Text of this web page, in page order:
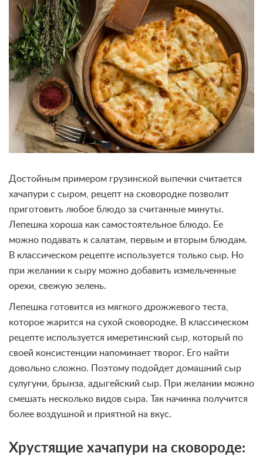
Достойным примером грузинской выпечки считается
хачапури с сыром, рецепт на сковородке позволит
приготовить любое блюдо за считанные минуты.
Лепешка хороша как самостоятельное блюдо. Ее
можно подавать к салатам, первым и вторым блюдам.
В классическом рецепте используется только сыр. Но
при желании к сыру можно добавить измельченные
орехи, свежую зелень.
Лепешка готовится из мягкого дрожжевого теста,
которое жарится на сухой сковородке. В классическом
рецепте используется имеретинский сыр, который по
своей консистенции напоминает творог. Его найти
довольно сложно. Поэтому подойдет домашний сыр
сулугуни, брынза, адыгейский сыр. При желании можно
смешать несколько видов сыра. Так начинка получится
более воздушной и приятной на вкус.
Хрустящие хачапури на сковороде: